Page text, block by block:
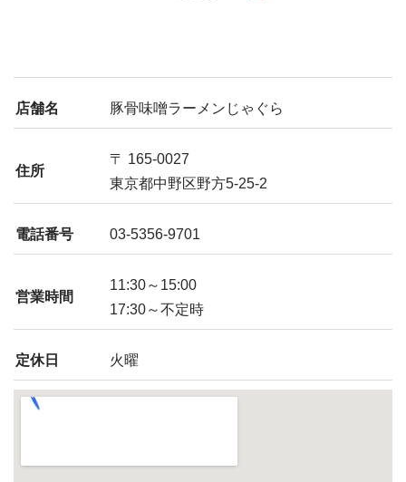
店舗名 豚骨味噌ラーメンじゃぐら
住所
〒 165-0027
東京都中野区野方5-25-2
電話番号 03-5356-9701
営業時間
11:30～15:00
17:30～不定時
定休日 火曜